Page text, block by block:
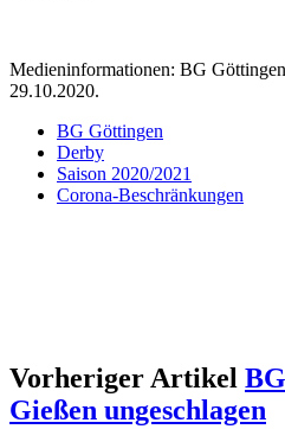
Medieninformationen: BG
29.10.2020.
BG Göttingen
Derby
Saison 2020/2021
Corona-Beschränkungen
Vorheriger Artikel
Gießen ungeschlagen